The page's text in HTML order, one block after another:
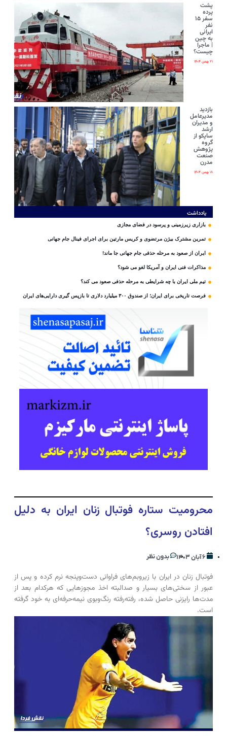
پشت
پرده
سفر ۱۵
نفر
ایرانی‌
به چین
| ماجرا
چیست؟
۲۱ بهمن ۱۴۰۴
بازدید
مدیرعامل
و مدیران
ارشد
ساپکو از
گروه
پژوهش
صنعت
مدرن
۱۸ بهمن ۱۴۰۴
یادداشت
بازاری زیرزمینی و پرسود در فضای مجازی
تمرین مشترک بیژن مرتضوی و کریس مارتین برای اجرای فینال جام جهانی
ایران از صعود به مرحله حذفی جام جهانی جا ماند!
مذاکرات فنی ایران و آمریکا لغو می شود؟
تیم ملی ایران با چه شرایطی به مرحله حذفی صعود می کند؟
فرصت تاریخی برای ایران؛ از صندوق ۳۰۰ میلیارد دلاری تا بازپس گیری دارایی‌های ایران
محرومیت ستاره فوتبال زنان ایران به دلیل
افتادن روسری؟
۶ آبان ۱۴۰۳ بدون نظر
فوتبال زنان در ایران با زیروبم‌های فراوانی دست‌و‌پنجه نرم کرده و پس از
عبور از سختی‌های بسیار و صد‌البته اخذ مجوز‌هایی که هرکدام بعد از
مدت‌ها رایزنی حاصل شده، رفته‌رفته رنگ‌وبوی نیمه‌حرفه‌ای به خود گرفته
است.